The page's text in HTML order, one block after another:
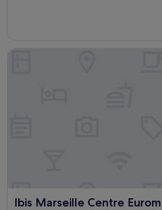
Bewertungen)
Ibis Marseille Centre
Ibis Marseille Centre Euromed